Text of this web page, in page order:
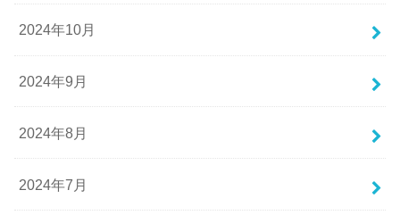
2024年10月
2024年9月
2024年8月
2024年7月